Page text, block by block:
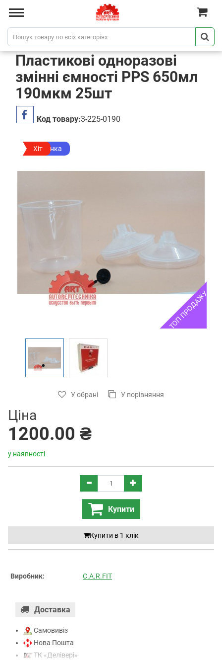
Пластикові одноразові
змінні ємності PPS 650мл
190мкм 25шт
Код товару:3-225-0190
Новинка
Хіт
ТОП ПРОДАЖУ
У обрані У порівняння
Ціна
1200.00 ₴
у наявності
Купити
Купити в 1 клiк
Виробник: C.A.R.FIT
Доставка
Самовивіз
Нова Пошта
ТК «Делівері»